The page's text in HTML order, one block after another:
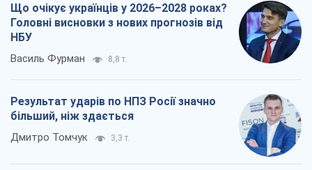
Що очікує українців у 2026–2028 роках?
Головні висновки з нових прогнозів від
НБУ
Василь Фурман 8,8 т.
Результат ударів по НПЗ Росії значно
більший, ніж здається
Дмитро Томчук 3,3 т.